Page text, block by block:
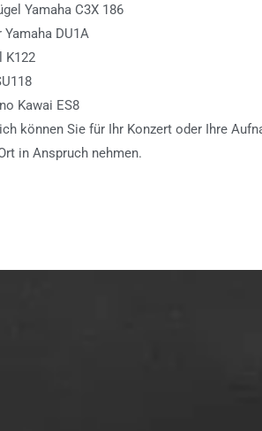
Yamaha C3X 186
DU1A
K122
Kawai ES8
können Sie für Ihr Konzert oder Ihre
in Anspruch nehmen.